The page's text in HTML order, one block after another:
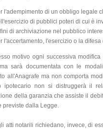
l'adempimento di un obbligo legale
di pubblici poteri di cui è
di archiviazione nel pubblico
l'accertamento, l'esercizio o la
motivo ogni successiva
sarà documentata con le
all'Anagrafe ma non comporta
ipotecario non si distruggerà il
della garanzia che assiste il
previste dalla Legge.
atti notarili richiedano, invece, di